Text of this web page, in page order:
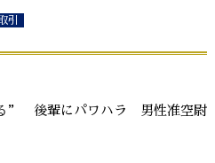
引
” 後輩にパワハラ 男性准空尉